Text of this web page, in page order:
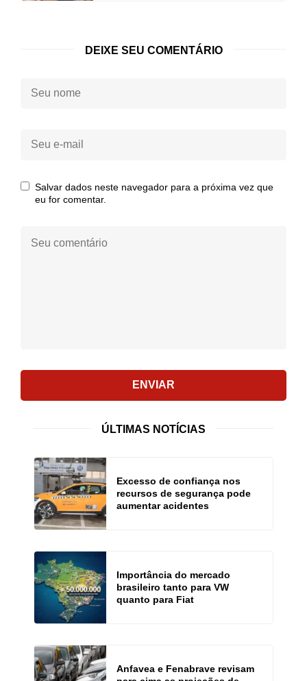
DEIXE SEU COMENTÁRIO
Seu
Seu
Salvar dados neste navegador para a próxima vez que
eu for comentar.
comentário:
ENVIAR
ÚLTIMAS NOTÍCIAS
Excesso de confiança nos
recursos de segurança pode
aumentar acidentes
Importância do mercado
brasileiro tanto para VW
quanto para Fiat
Anfavea e Fenabrave revisam